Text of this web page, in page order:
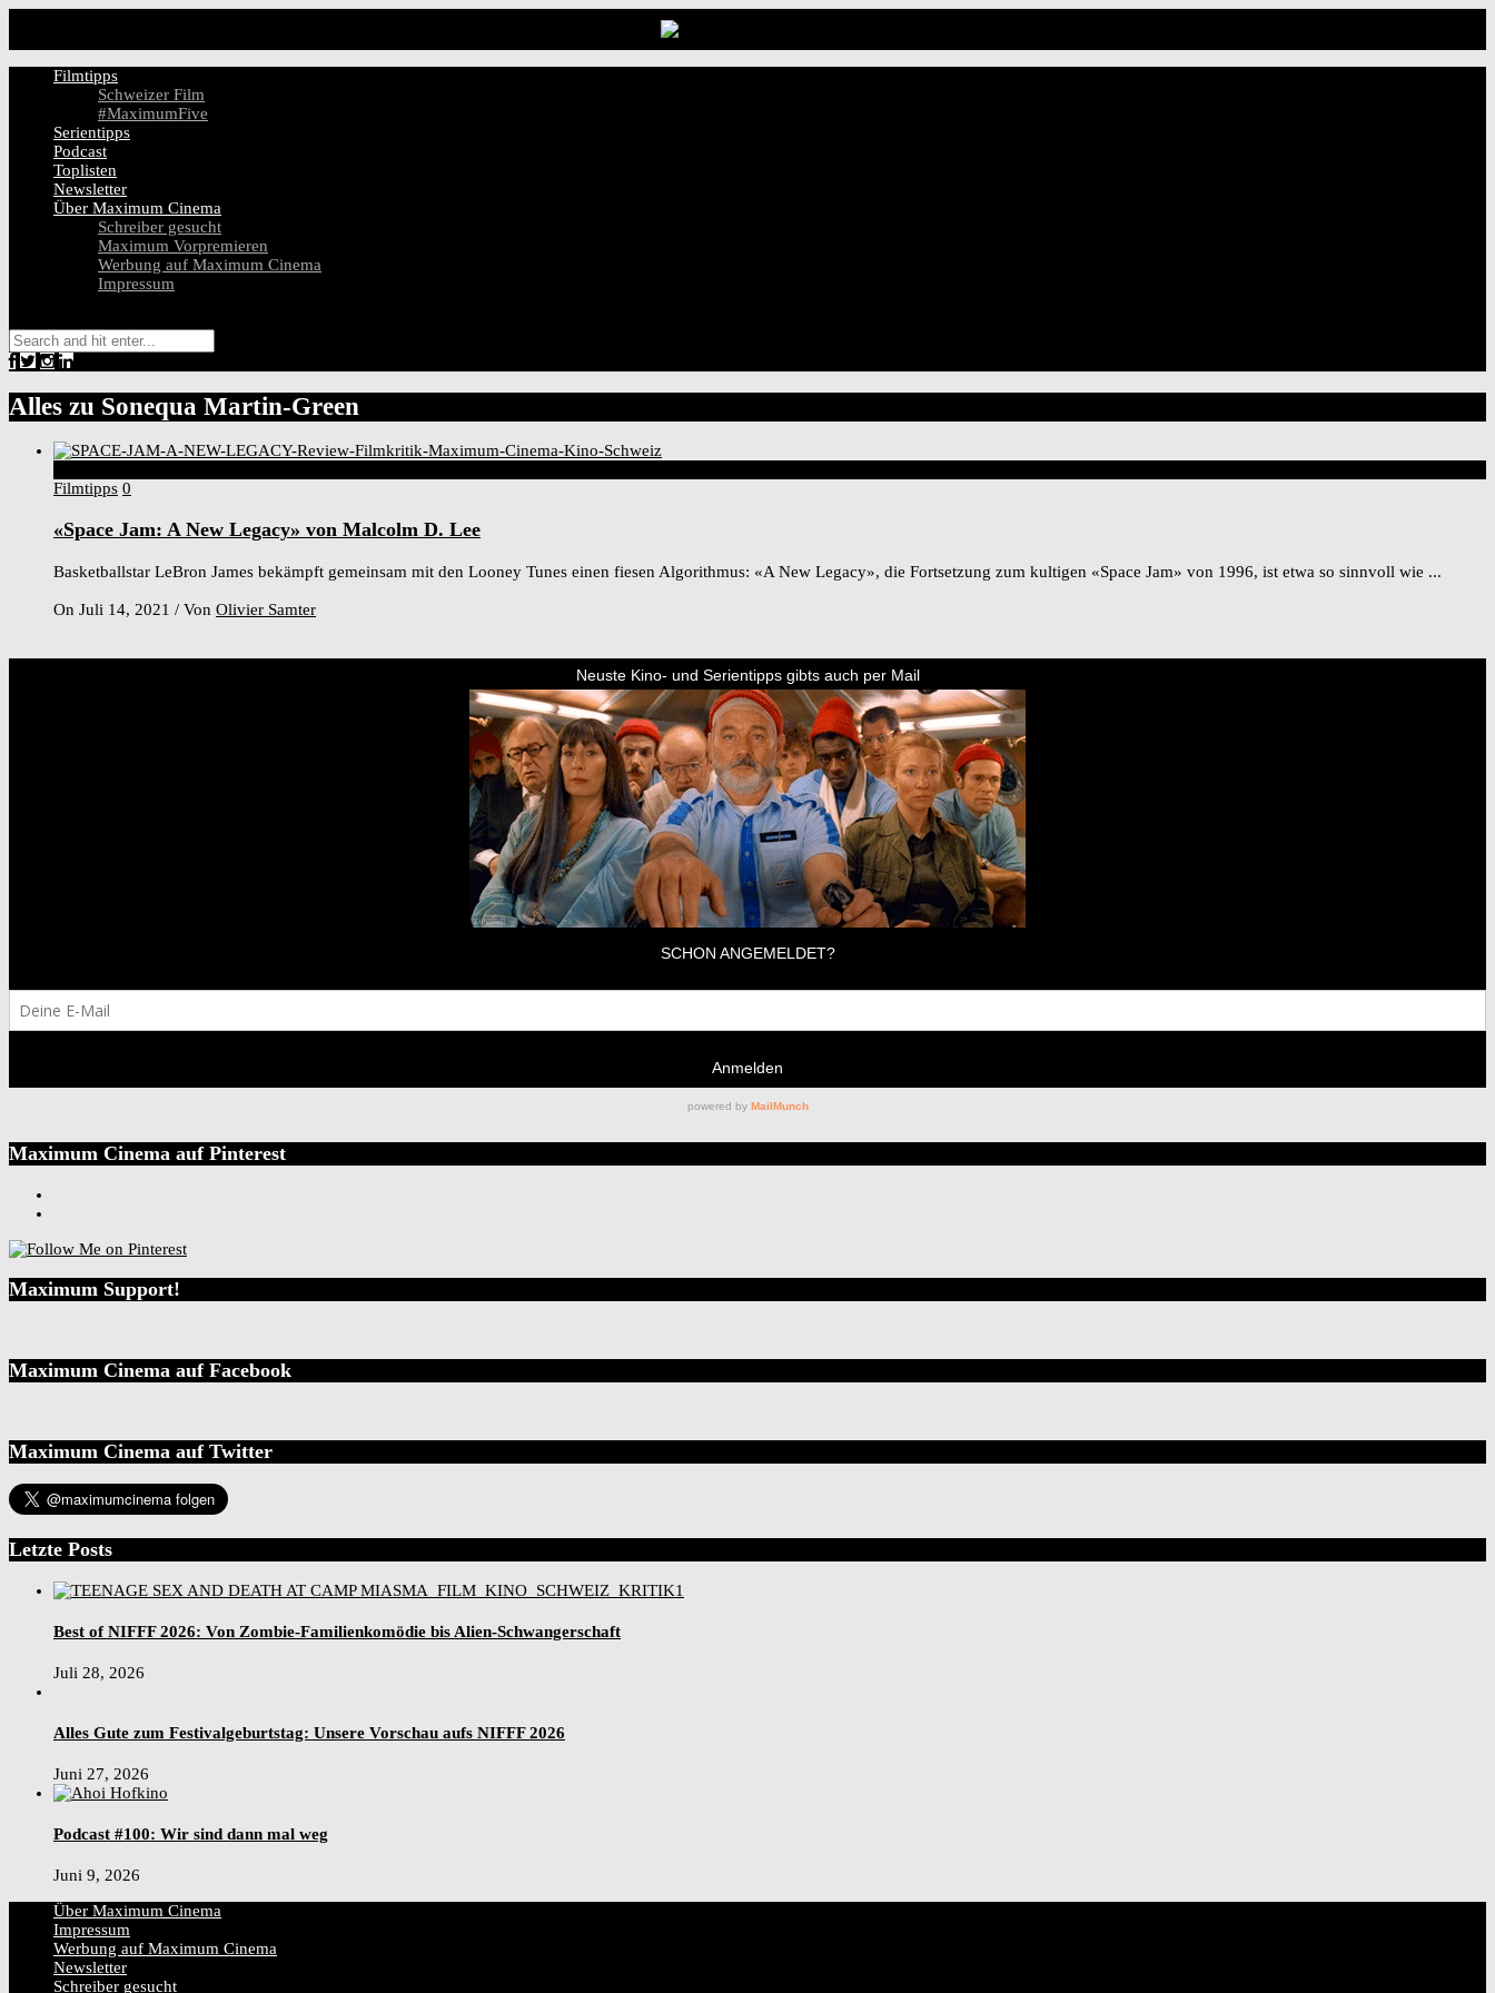
Filmtipps
Schweizer Film
#MaximumFive
Serientipps
Podcast
Toplisten
Newsletter
Über Maximum Cinema
Schreiber gesucht
Maximum Vorpremieren
Werbung auf Maximum Cinema
Impressum
Alles zu Sonequa Martin-Green
Filmtipps 0
«Space Jam: A New Legacy» von Malcolm D. Lee
Basketballstar LeBron James bekämpft gemeinsam mit den Looney Tunes einen fiesen Algorithmus: «A New Legacy», die Fortsetzung zum kultigen «Space Jam» von 1996, ist etwa so sinnvoll wie ...
On Juli 14, 2021 / Von Olivier Samter
Maximum Cinema auf Pinterest
Maximum Support!
Maximum Cinema auf Facebook
Maximum Cinema auf Twitter
Letzte Posts
Best of NIFFF 2026: Von Zombie-Familienkomödie bis Alien-Schwangerschaft
Juli 28, 2026
Alles Gute zum Festivalgeburtstag: Unsere Vorschau aufs NIFFF 2026
Juni 27, 2026
Podcast #100: Wir sind dann mal weg
Juni 9, 2026
Über Maximum Cinema
Impressum
Werbung auf Maximum Cinema
Newsletter
Schreiber gesucht